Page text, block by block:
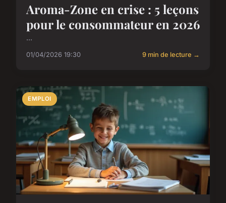
Aroma-Zone en crise : 5 leçons
pour le consommateur en 2026
...
01/04/2026 19:30 9 min de lecture →
EMPLOI